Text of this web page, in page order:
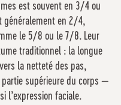
est souvent en 3/4 ou
généralement en 2/4,
le 5/8 ou le 7/8. Leur
traditionnel : la longue
la netteté des pas,
supérieure du corps —
l’expression faciale.